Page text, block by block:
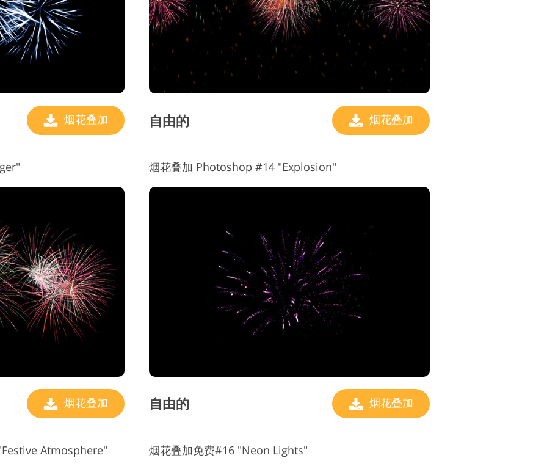
烟花叠加 自由的 烟花叠加
烟花叠加
烟花叠加 Photoshop #14 "Explosion"
自由的 烟花叠加
Atmosphere" 烟花叠加免费#16 "Neon Lights"